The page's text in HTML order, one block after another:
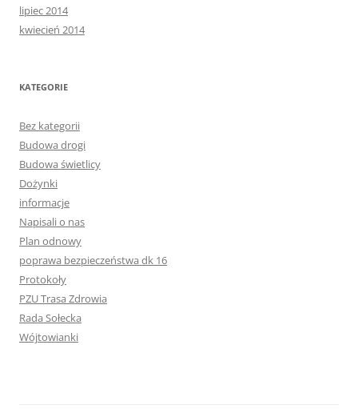
lipiec 2014
kwiecień 2014
KATEGORIE
Bez kategorii
Budowa drogi
Budowa świetlicy
Dożynki
informacje
Napisali o nas
Plan odnowy
poprawa bezpieczeństwa dk 16
Protokoły
PZU Trasa Zdrowia
Rada Sołecka
Wójtowianki